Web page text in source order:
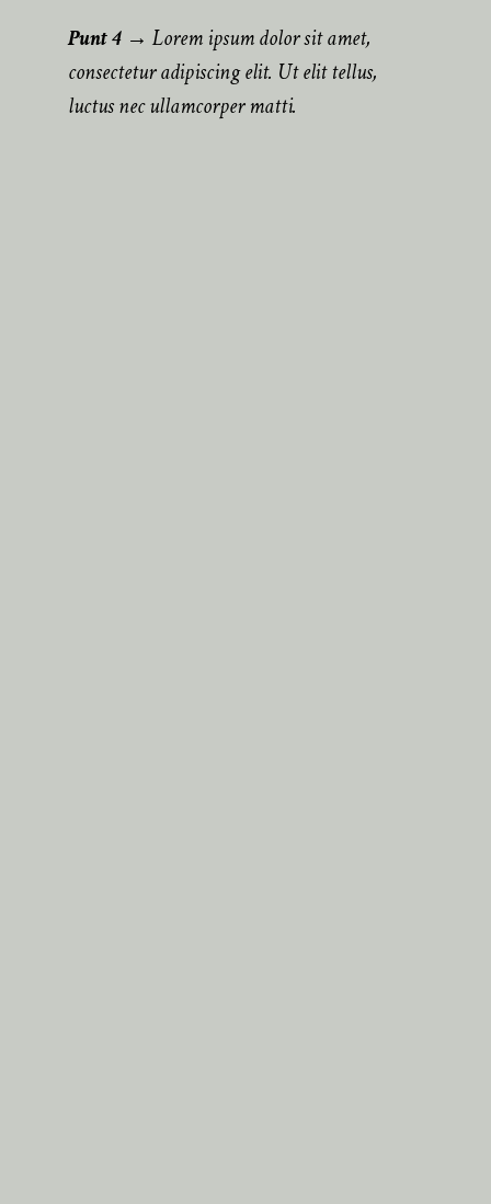
Punt 4→ Lorem ipsum dolor sit amet,
consectetur adipiscing elit. Ut elit tellus,
luctus nec ullamcorper matti.